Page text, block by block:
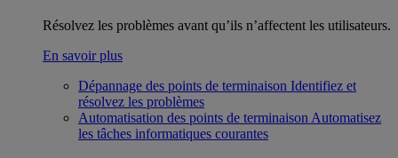
Résolvez les problèmes avant qu’ils n’affectent les utilisateurs.
En savoir plus
Dépannage des points de terminaison Identifiez et
résolvez les problèmes
Automatisation des points de terminaison Automatisez
les tâches informatiques courantes